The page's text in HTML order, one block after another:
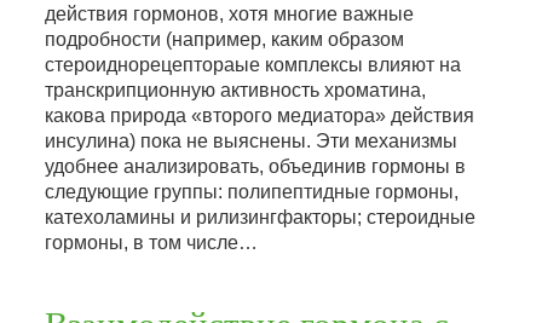
действия гормонов, хотя многие важные
подробности (например, каким образом
стероиднорецептораые комплексы влияют на
транскрипционную активность хроматина,
какова природа «второго медиатора» действия
инсулина) пока не выяснены. Эти механизмы
удобнее анализировать, объединив гормоны в
следующие группы: полипептидные гормоны,
катехоламины и рилизингфакторы; стероидные
гормоны, в том числе…